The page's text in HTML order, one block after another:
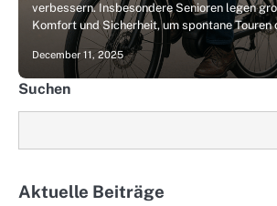
verbessern. Insbesondere Senioren legen
Komfort und Sicherheit, um spontane Touren
December 11, 2025
Suchen
Aktuelle Beiträge